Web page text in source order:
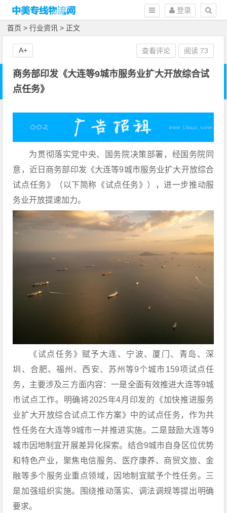
登录
首页 >行业资讯 > 正文
商务部印发《大连等9城市服务业扩大开放综合试
点任务》
为贯彻落实党中央、国务院决策部署，经国务院同
意，近日商务部印发《大连等9城市服务业扩大开放综合
试点任务》（以下简称《试点任务》），进一步推动服
务业开放提速加力。
《试点任务》赋予大连、宁波、厦门、青岛、深
圳、合肥、福州、西安、苏州等9个城市159项试点任
务，主要涉及三方面内容：一是全面有效推进大连等9城
市试点工作。明确将2025年4月印发的《加快推进服务
业扩大开放综合试点工作方案》中的试点任务，作为共
性任务在大连等9城市一并推进实施。二是鼓励大连等9
城市因地制宜开展差异化探索。结合9城市自身区位优势
和特色产业，聚焦电信服务、医疗康养、商贸文旅、金
融等多个服务业重点领域，因地制宜赋予个性任务。三
是加强组织实施。围绕推动落实、调法调规等提出明确
要求。
查看评论 阅读73
A+